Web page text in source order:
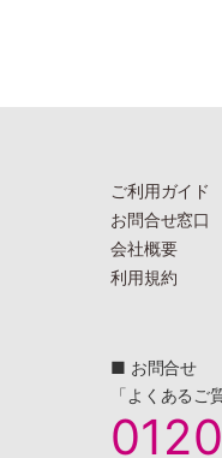
ご利用ガイド
お問合せ窓口
会社概要
利用規約
■ お問合せ
「よくあるご